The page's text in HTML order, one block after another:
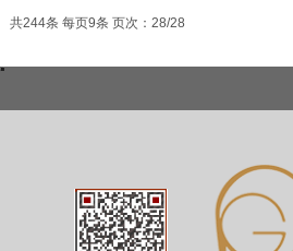
共244条 每页9条 页次：28/28